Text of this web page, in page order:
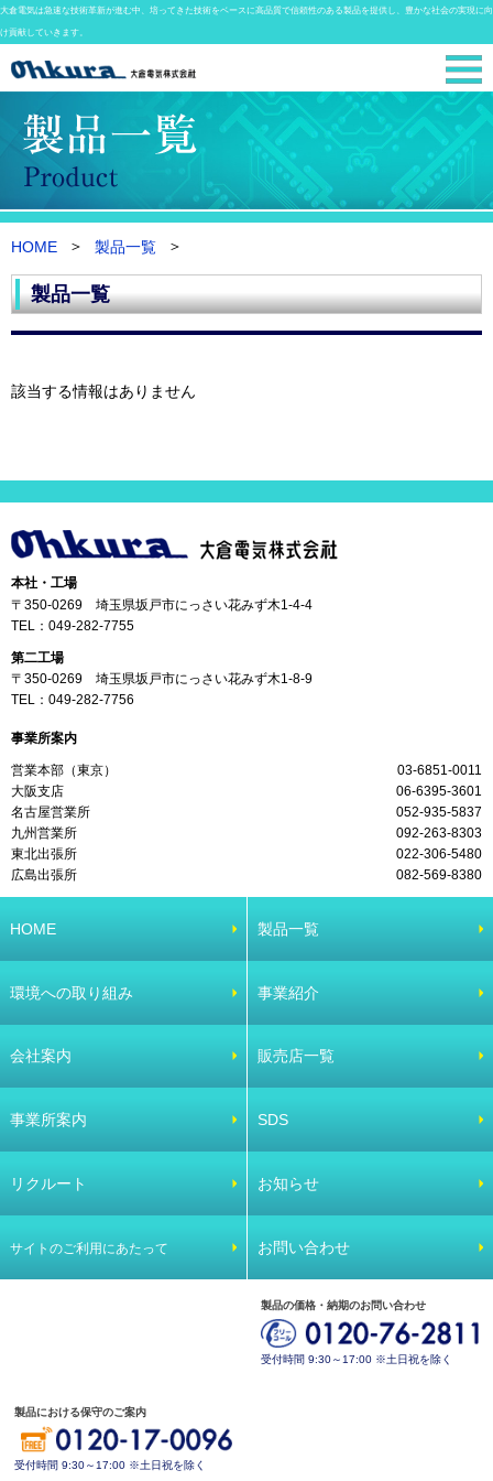
大倉電気は急速な技術革新が進む中、培ってきた技術をベースに高品質で信頼性のある製品を提供し、豊かな社会の実現に向
け貢献していきます。
HOME 製品一覧
製品一覧
該当する情報はありません
本社・工場
〒350-0269 埼玉県坂戸市にっさい花みず木1-4-4
TEL： 049-282-7755
第二工場
〒350-0269 埼玉県坂戸市にっさい花みず木1-8-9
TEL： 049-282-7756
事業所案内
営業本部（東京）
03-6851-0011
大阪支店
06-6395-3601
名古屋営業所
052-935-5837
九州営業所
092-263-8303
東北出張所
022-306-5480
広島出張所
082-569-8380
HOME 製品一覧
環境への取り組み 事業紹介
会社案内 販売店一覧
事業所案内 SDS
リクルート お知らせ
サイトのご利用にあたって お問い合わせ
製品の価格・納期のお問い合わせ
受付時間 9:30～17:00 ※土日祝を除く
製品における保守のご案内
受付時間 9:30～17:00 ※土日祝を除く